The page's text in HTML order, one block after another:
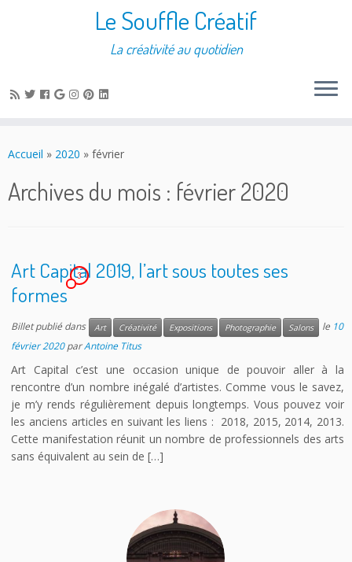
Le Souffle Créatif
La créativité au quotidien
Accueil » 2020 » février
Archives du mois : février 2020
Art Capital 2019, l’art sous toutes ses
formes
3
Billet publié dans Art Créativité Expositions Photographie Salons le 10
février 2020 parAntoine Titus
Art Capital c’est une occasion unique de pouvoir aller à la
rencontre d’un nombre inégalé d’artistes. Comme vous le savez,
je m’y rends régulièrement depuis longtemps. Vous pouvez voir
les anciens articles en suivant les liens : 2018, 2015, 2014, 2013.
Cette manifestation réunit un nombre de professionnels des arts
sans équivalent au sein de […]